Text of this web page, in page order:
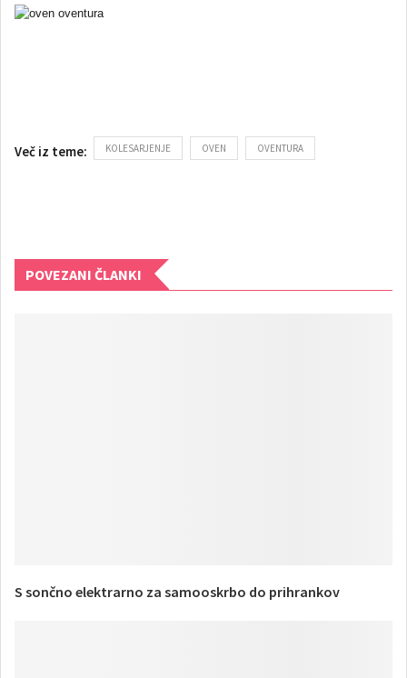
Več iz teme: KOLESARJENJE OVEN OVENTURA
POVEZANI ČLANKI
S sončno elektrarno za samooskrbo do prihrankov